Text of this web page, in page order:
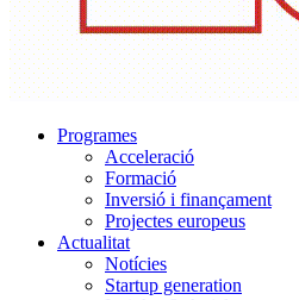
Programes
Acceleració
Formació
Inversió i finançament
Projectes europeus
Actualitat
Notícies
Startup generation